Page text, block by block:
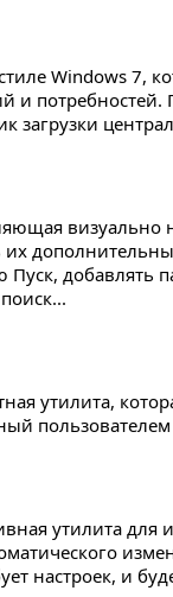
Windows 7,
и
загрузки
визуально
добавлять
утилита,
утилита
настроек, и